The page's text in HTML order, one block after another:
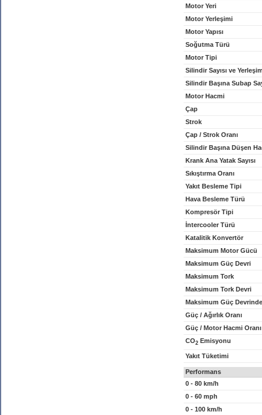
Motor Yeri
Motor Yerleşimi
Motor Yapısı
Soğutma Türü
Motor Tipi
Silindir Sayısı ve
Silindir Başına Subap
Motor Hacmi
Çap
Strok
Çap / Strok Oranı
Silindir Başına Düşen
Krank Ana Yatak Sayısı
Sıkıştırma Oranı
Yakıt Besleme Tipi
Hava Besleme Türü
Kompresör Tipi
İntercooler Türü
Katalitik Konvertör
Maksimum Motor Gücü
Maksimum Güç Devri
Maksimum Tork
Maksimum Tork Devri
Maksimum Güç
Güç / Ağırlık Oranı
Güç / Motor Hacmi Oranı
CO2 Emisyonu
Yakıt Tüketimi
Performans
0 - 80 km/h
0 - 60 mph
0 - 100 km/h